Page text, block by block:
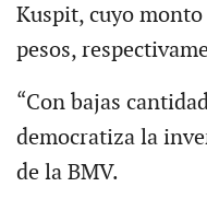
Kuspit, cuyo
pesos,
“Con bajas
democratiza la
de la BMV.